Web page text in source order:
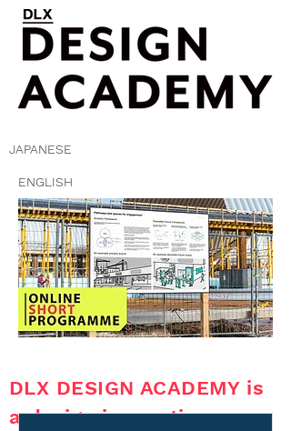
JAPANESE
ENGLISH
DLX DESIGN ACADEMY is
a design innovation